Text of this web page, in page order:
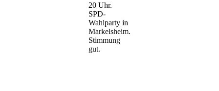
20 Uhr.
SPD-
Wahlparty in
Markelsheim.
Stimmung
gut.